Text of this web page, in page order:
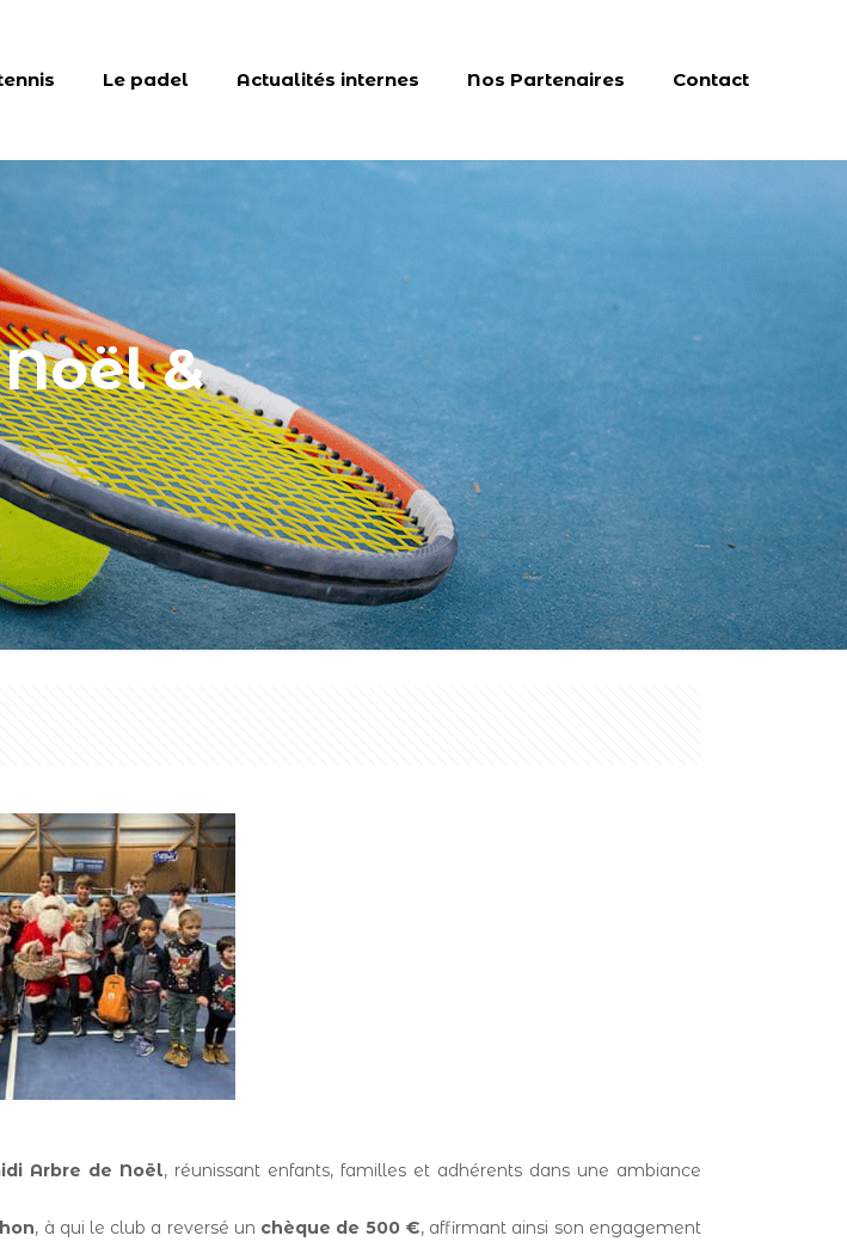
Le padel Actualités internes Nos Partenaires Contact
&
Arbre de Noël, réunissant enfants, familles et adhérents dans une ambiance
, à qui le club a reversé un chèque de 500 €, affirmant ainsi son engagement